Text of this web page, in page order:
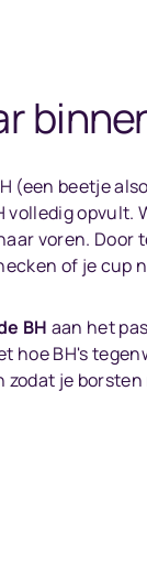
(een beetje
volledig
voren.
of je cup
BH aan het
hoe BH's
zodat je